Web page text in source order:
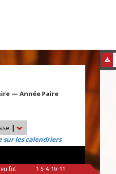
— Année Paire
|
sur les calendriers
fut
1 S 4, 1b-11